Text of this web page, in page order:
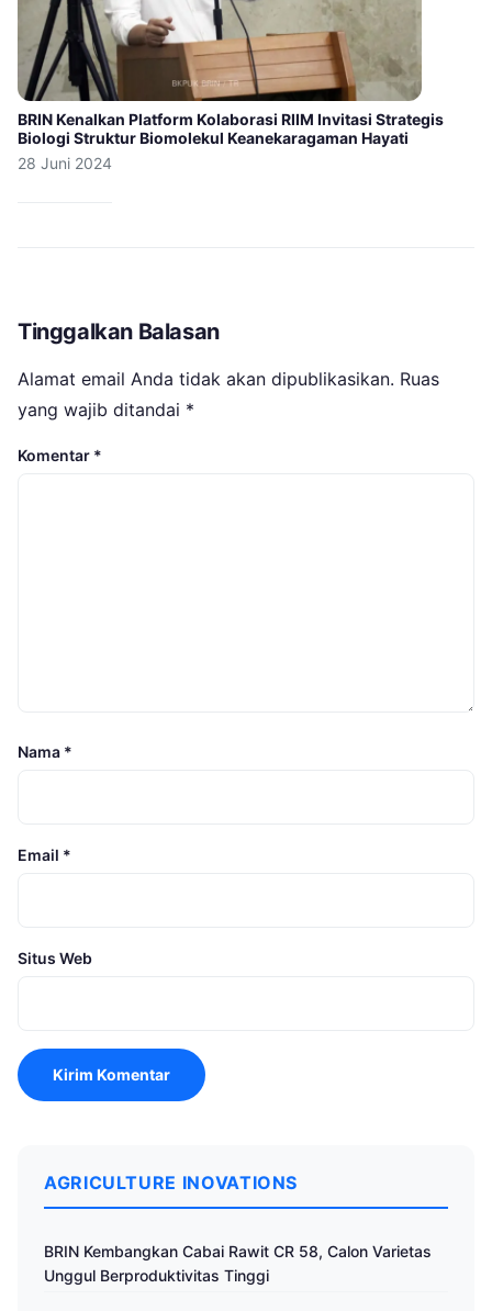
BRIN Kenalkan Platform Kolaborasi RIIM Invitasi Strategis
Biologi Struktur Biomolekul Keanekaragaman Hayati
28 Juni 2024
Tinggalkan Balasan
Alamat email Anda tidak akan dipublikasikan. Ruas
yang wajib ditandai *
Komentar *
Nama *
Email *
Situs Web
AGRICULTURE INOVATIONS
BRIN Kembangkan Cabai Rawit CR 58, Calon Varietas
Unggul Berproduktivitas Tinggi